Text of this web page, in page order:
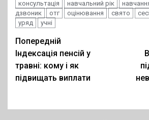
консультація
навчальний рік
дзвоник
отг оцінювання свято
уряд
учні
Post
navigation
Попередній
Індексація пенсій у
травні: кому і як
підвищать виплати